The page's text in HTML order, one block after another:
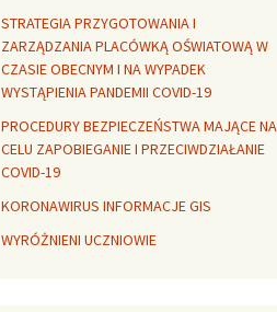
STRATEGIA PRZYGOTOWANIA I
ZARZĄDZANIA PLACÓWKĄ OŚWIATOWĄ W
CZASIE OBECNYM I NA WYPADEK
WYSTĄPIENIA PANDEMII COVID-19
PROCEDURY BEZPIECZEŃSTWA MAJĄCE NA
CELU ZAPOBIEGANIE I PRZECIWDZIAŁANIE
COVID-19
KORONAWIRUS INFORMACJE GIS
WYRÓŻNIENI UCZNIOWIE